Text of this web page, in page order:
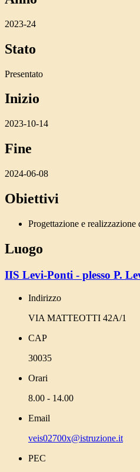
2023-24
Stato
Presentato
Inizio
2023-10-14
Fine
2024-06-08
Obiettivi
Progettazione e
Luogo
IIS Levi-Ponti - plesso P.
Indirizzo
VIA MATTEOTTI 42A/1
CAP
30035
Orari
8.00 - 14.00
Email
veis02700x@istruzione.it
PEC